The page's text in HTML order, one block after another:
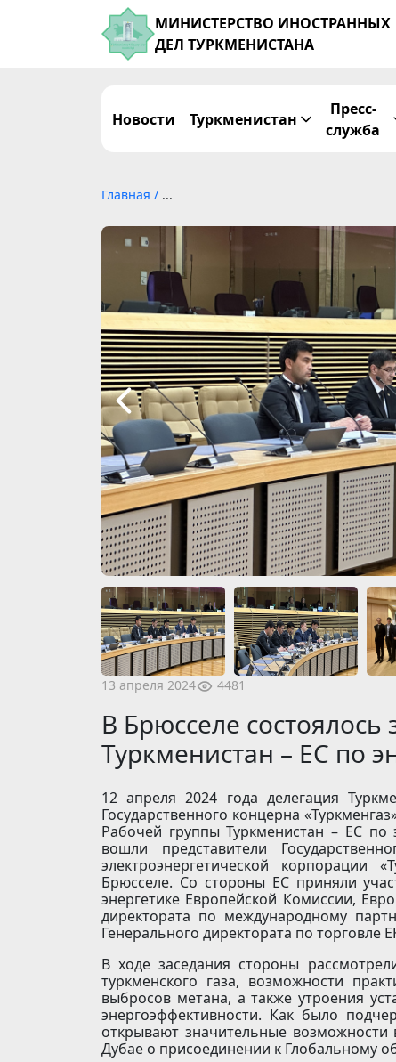
МИНИСТЕРСТВО ИНОСТРАННЫХ
ДЕЛ ТУРКМЕНИСТАНА
Новости Туркменистан
Пресс-
служба
Главная / ...
13 апреля 2024 4481
В Брюсселе
Туркменистан – ЕС по
12 апреля 2024 года делегация
Государственного концерна
Рабочей группы Туркменистан – ЕС по
вошли представители
электроэнергетической корпорации
Брюсселе. Со стороны ЕС приняли
энергетике Европейской Комиссии,
директората по международному
Генерального директората по торговле
В ходе заседания стороны
туркменского газа, возможности
выбросов метана, а также утроения
энергоэффективности. Как было
открывают значительные возможности
Дубае о присоединении к Глобальному